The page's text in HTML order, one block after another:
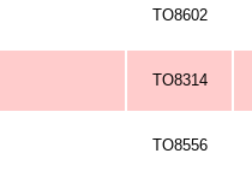
TO8602
TO8314
TO8556